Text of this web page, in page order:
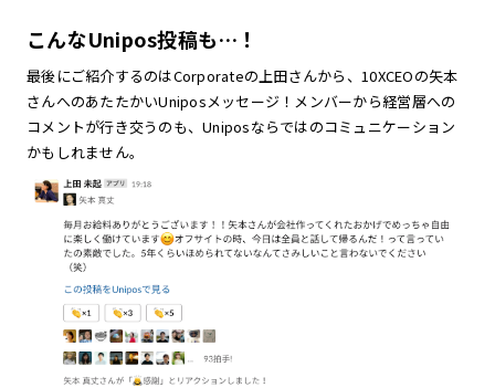
こんなUnipos投稿も…！
最後にご紹介するのはCorporateの上田さんから、10XCEOの矢本
さんへのあたたかいUniposメッセージ！メンバーから経営層への
コメントが行き交うのも、Uniposならではのコミュニケーション
かもしれません。